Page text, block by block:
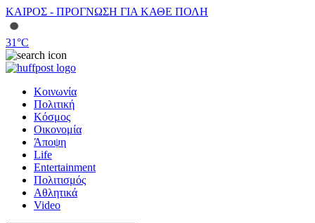
ΚΑΙΡΟΣ - ΠΡΟΓΝΩΣΗ ΓΙΑ ΚΑΘΕ ΠΟΛΗ
31°C
Κοινωνία
Πολιτική
Κόσμος
Οικονομία
Άποψη
Life
Entertainment
Πολιτισμός
Αθλητικά
Video